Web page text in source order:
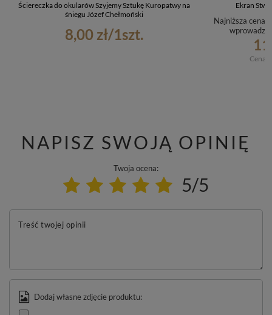
Ściereczka do okularów Szyjemy Sztukę Kuropatwy na
śniegu Józef Chełmoński
8,00 zł/1szt.
Ekran
Najniższa cena
Cena
NAPISZ SWOJĄ OPINIĘ
Twoja ocena:
5/5
Treść twojej opinii
Dodaj własne zdjęcie produktu: